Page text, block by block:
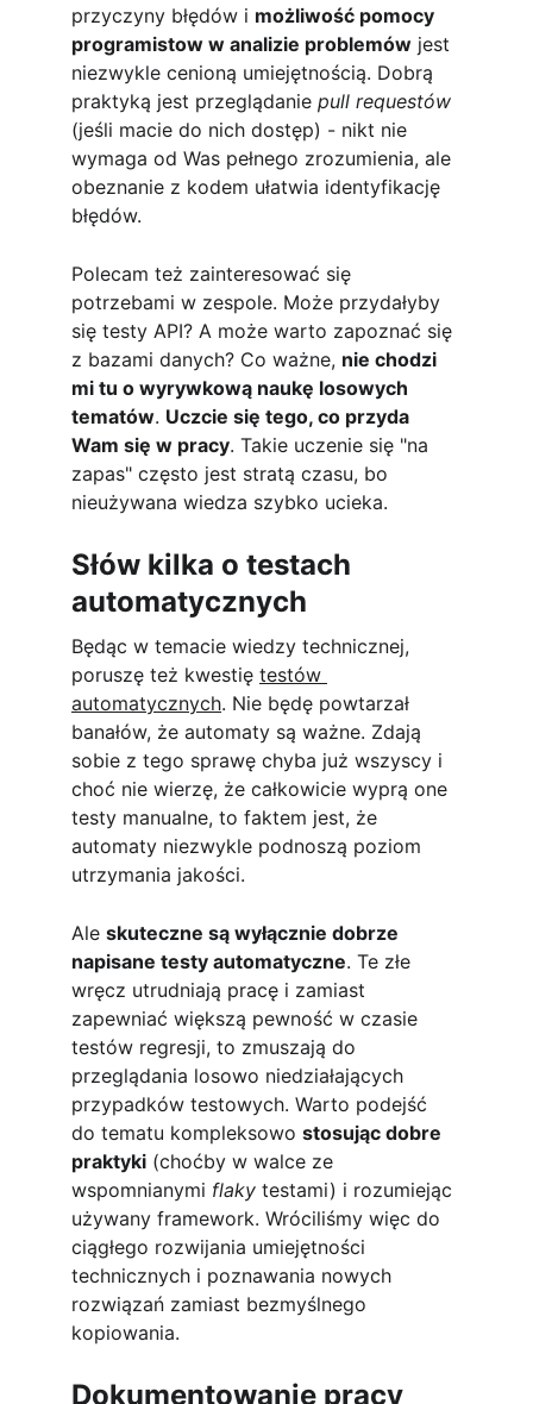
przyczyny błędów i możliwość pomocy
programistow w analizie problemów jest
niezwykle cenioną umiejętnością. Dobrą
praktyką jest przeglądanie pull requestów
(jeśli macie do nich dostęp) - nikt nie
wymaga od Was pełnego zrozumienia, ale
obeznanie z kodem ułatwia identyfikację
błędów.
Polecam też zainteresować się
potrzebami w zespole. Może przydałyby
się testy API? A może warto zapoznać się
z bazami danych? Co ważne, nie chodzi
mi tu o wyrywkową naukę losowych
tematów. Uczcie się tego, co przyda
Wam się w pracy. Takie uczenie się "na
zapas" często jest stratą czasu, bo
nieużywana wiedza szybko ucieka.
Słów kilka o testach
automatycznych
Będąc w temacie wiedzy technicznej,
poruszę też kwestię testów
automatycznych. Nie będę powtarzał
banałów, że automaty są ważne. Zdają
sobie z tego sprawę chyba już wszyscy i
choć nie wierzę, że całkowicie wyprą one
testy manualne, to faktem jest, że
automaty niezwykle podnoszą poziom
utrzymania jakości.
Ale skuteczne są wyłącznie dobrze
napisane testy automatyczne. Te złe
wręcz utrudniają pracę i zamiast
zapewniać większą pewność w czasie
testów regresji, to zmuszają do
przeglądania losowo niedziałających
przypadków testowych. Warto podejść
do tematu kompleksowo stosując dobre
praktyki (choćby w walce ze
wspomnianymi flaky testami) i rozumiejąc
używany framework. Wróciliśmy więc do
ciągłego rozwijania umiejętności
technicznych i poznawania nowych
rozwiązań zamiast bezmyślnego
kopiowania.
Dokumentowanie pracy